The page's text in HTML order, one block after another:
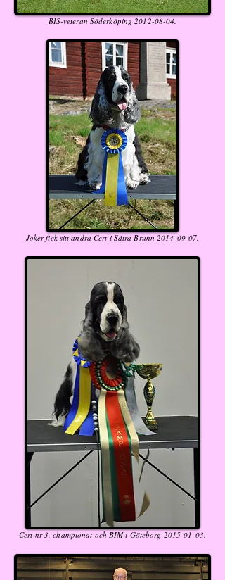
BIS-veteran Söderköping2012-08-04.
Joker fick sitt andra Cert i Sätra Brunn2014-09-07.
Cert nr 3, championat och BIM i Göteborg 2015-01-03.